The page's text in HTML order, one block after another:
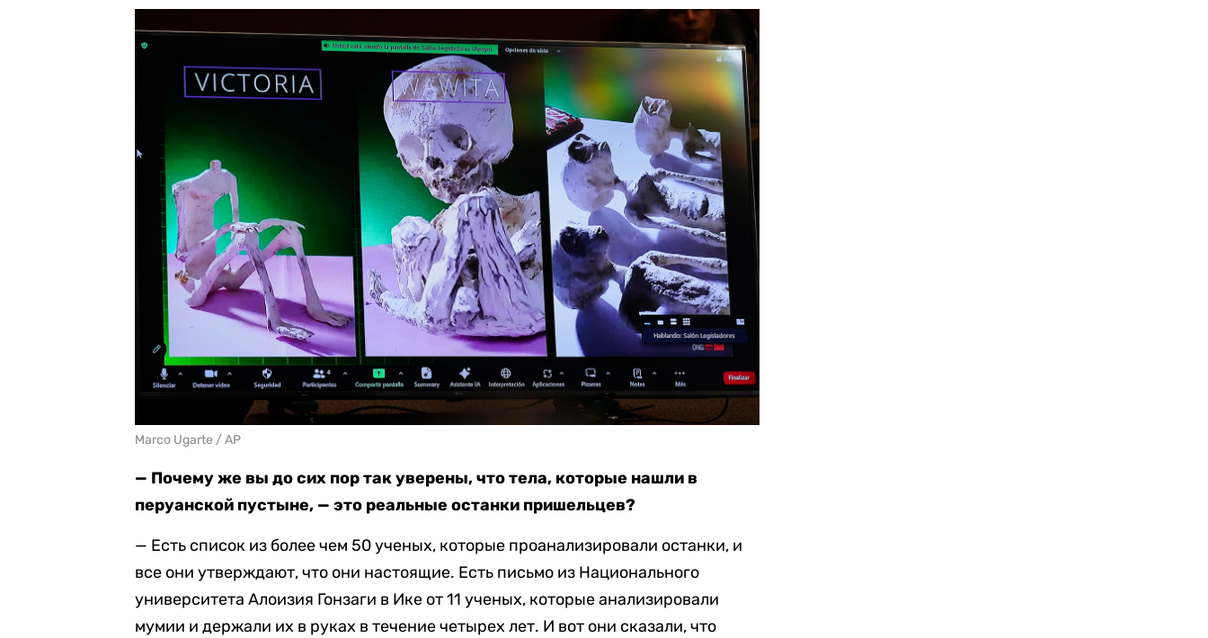
Marco Ugarte / AP
— Почему же вы до сих пор так уверены, что тела, которые нашли в
перуанской пустыне, — это реальные останки пришельцев?
— Есть список из более чем 50 ученых, которые проанализировали останки, и
все они утверждают, что они настоящие. Есть письмо из Национального
университета Алоизия Гонзаги в Ике от 11 ученых, которые анализировали
мумии и держали их в руках в течение четырех лет. И вот они сказали, что